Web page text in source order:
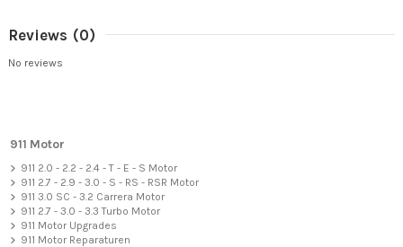
Reviews (0)
No reviews
911 Motor
911 2.0 - 2.2 - 2.4 - T - E - S Motor
911 2.7 - 2.9 - 3.0 - S - RS - RSR Motor
911 3.0 SC - 3.2 Carrera Motor
911 2.7 - 3.0 - 3.3 Turbo Motor
911 Motor Upgrades
911 Motor Reparaturen